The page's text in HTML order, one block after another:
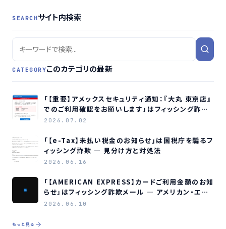
SEARCHサイト内検索
CATEGORYこのカテゴリの最新
「【重要】アメックスセキュリティ通知：『大丸 東京店』
でのご利用確認をお願いします」はフィッシング詐欺
メールです
2026.07.02
「【e-Tax】未払い税金のお知らせ」は国税庁を騙るフ
ィッシング詐欺 ― 見分け方と対処法
2026.06.16
「【AMERICAN EXPRESS】カードご利用金額のお知
らせ」はフィッシング詐欺メール ― アメリカン・エキ
スプレスを装う偽メールの見分け方
2026.06.10
もっと見る